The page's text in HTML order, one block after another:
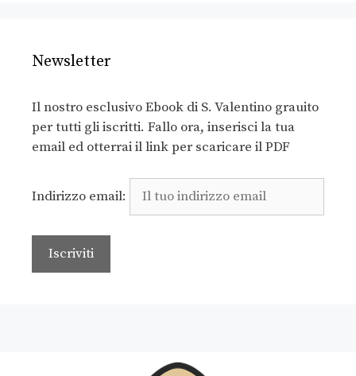
Newsletter
Il nostro esclusivo Ebook di S. Valentino grauito
per tutti gli iscritti. Fallo ora, inserisci la tua
email ed otterrai il link per scaricare il PDF
Indirizzo email: